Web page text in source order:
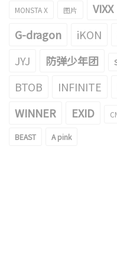
MONSTA X 图片 VIXX
G-dragon iKON
JYJ 防弹少年团
BTOB INFINITE
WINNER
EXID
BEAST A pink